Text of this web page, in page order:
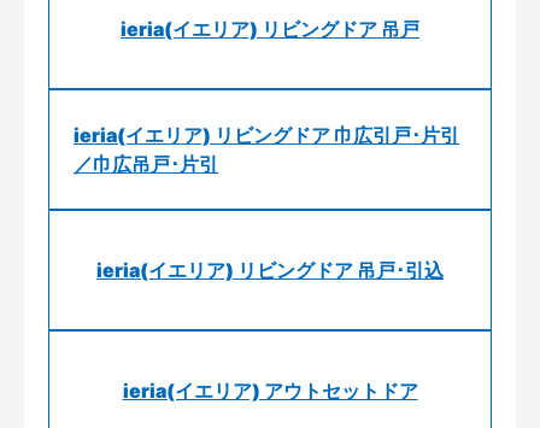
ieria(イエリア) リビングドア 吊戸
ieria(イエリア) リビングドア 巾広引戸･片引
／巾広吊戸･片引
ieria(イエリア) リビングドア 吊戸･引込
ieria(イエリア) アウトセットドア